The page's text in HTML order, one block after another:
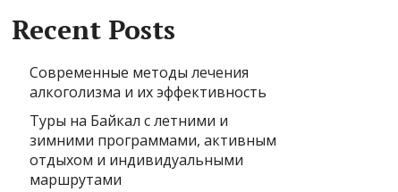
Recent Posts
Современные методы лечения
алкоголизма и их эффективность
Туры на Байкал с летними и
зимними программами, активным
отдыхом и индивидуальными
маршрутами